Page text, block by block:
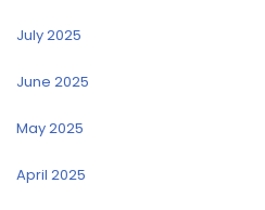
July 2025
June 2025
May 2025
April 2025